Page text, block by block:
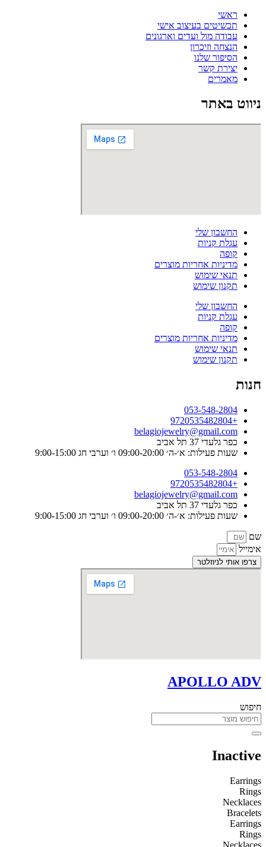
ראשי
תכשיטים בעיצוב אישי
עבודה מול ועדים וארגונים
הנצחה וזיכרון
הסיפור שלנו
יצירת קשר
מאמרים
ניווט באתר
החשבון שלי
עגלת קניות
קופה
מדיניות אחריות מוצרים
תנאי שימוש
תקנון שימוש
החשבון שלי
עגלת קניות
קופה
מדיניות אחריות מוצרים
תנאי שימוש
תקנון שימוש
חנות
053-548-2804
+9720535482804
belagiojewelry@gmail.com
כפר גלעדי 37 תל אביב
שעות פעילות: א׳-ה׳ 09:00-20:00 ו׳ וערבי חג 9:00-15:00
053-548-2804
+9720535482804
belagiojewelry@gmail.com
כפר גלעדי 37 תל אביב
שעות פעילות: א׳-ה׳ 09:00-20:00 ו׳ וערבי חג 9:00-15:00
שם
אימייל
צרפו אותי לניוזלטר
APOLLO ADV
חיפוש
Inactive
Earrings
Rings
Necklaces
Bracelets
Earrings
Rings
Necklaces